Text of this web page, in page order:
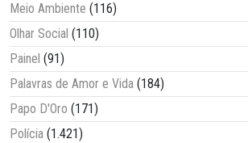
Meio Ambiente (116)
Olhar Social (110)
Painel (91)
Palavras de Amor e Vida (184)
Papo D'Oro (171)
Polícia (1.421)